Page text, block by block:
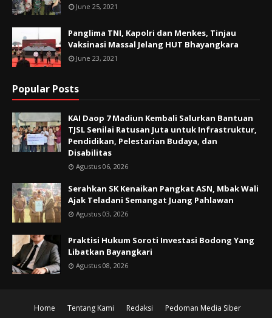
June 25, 2021
Panglima TNI, Kapolri dan Menkes, Tinjau
Vaksinasi Massal Jelang HUT Bhayangkara
June 23, 2021
Popular Posts
KAI Daop 7 Madiun Kembali Salurkan Bantuan
TJSL Senilai Ratusan Juta untuk Infrastruktur,
Pendidikan, Pelestarian Budaya, dan
Disabilitas
Agustus 06, 2026
Serahkan SK Kenaikan Pangkat ASN, Mbak Wali
Ajak Teladani Semangat Juang Pahlawan
Agustus 03, 2026
Praktisi Hukum Soroti Investasi Bodong Yang
Libatkan Bayangkari
Agustus 08, 2026
Home Tentang Kami Redaksi Pedoman Media Siber